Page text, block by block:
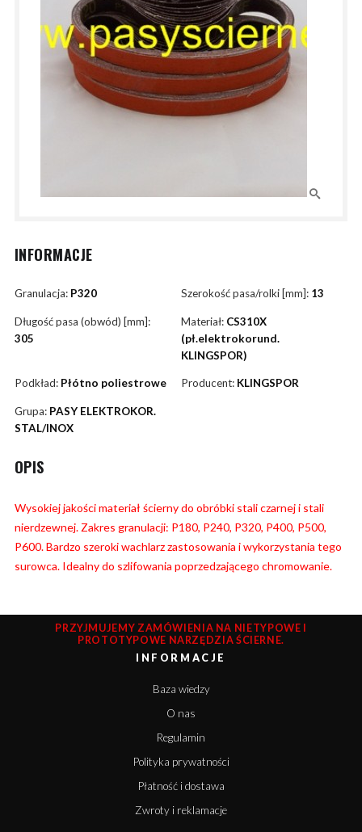
INFORMACJE
Granulacja: P320 Szerokość pasa/rolki [mm]: 13
Długość pasa (obwód) [mm]:
305
Materiał: CS310X
(pł.elektrokorund.
KLINGSPOR)
Podkład: Płótno poliestrowe Producent: KLINGSPOR
Grupa: PASY ELEKTROKOR.
STAL/INOX
OPIS
Wysokiej jakości materiał ścierny do obróbki stali czarnej i stali
nierdzewnej. Zakres granulacji: P180, P240, P320, P400, P500,
P600. Bardzo szeroki wachlarz zastosowania i wykorzystania tego
surowca. Idealny do szlifowania poprzedzającego chromowanie.
PRZYJMUJEMY ZAMÓWIENIA NA NIETYPOWE I
PROTOTYPOWE NARZĘDZIA ŚCIERNE.
INFORMACJE
Baza wiedzy
O nas
Regulamin
Polityka prywatności
Płatność i dostawa
Zwroty i reklamacje